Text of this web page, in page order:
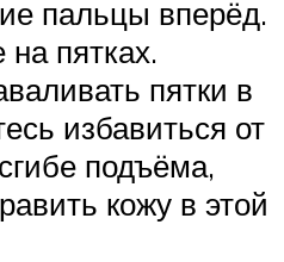
пальцы вперёд.
пятках.
пятки в
избавиться от
подъёма,
кожу в этой